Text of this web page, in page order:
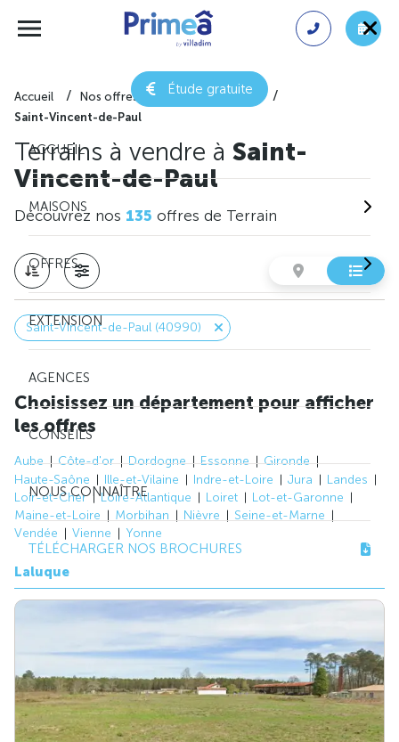
Étude gratuite
ACCUEIL
MAISONS
OFFRES
EXTENSION
AGENCES
CONSEILS
NOUS CONNAÎTRE
TÉLÉCHARGER NOS BROCHURES
Accueil Nos offres de terrain
Landes
Saint-Vincent-de-Paul
Terrains à vendre à Saint-
Vincent-de-Paul
Découvrez nos 135 offres de Terrain
Saint-Vincent-de-Paul (40990)
Choisissez un département pour afficher
les offres
Aube Côte-d'or Dordogne Essonne
Gironde
Haute-Saône
Ille-et-Vilaine Indre-et-Loire Jura
Landes
Loir-et-Cher
Loire-Atlantique Loiret
Lot-et-Garonne
Maine-et-Loire
Morbihan Nièvre
Seine-et-Marne
Vendée
Vienne Yonne
Laluque